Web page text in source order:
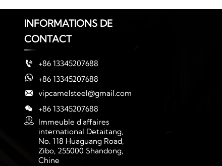
INFORMATIONS DE
CONTACT

+86 13345207688
 +86 13345207688
 vipcamelsteel@gmail.com

+86 13345207688
 Immeuble d'affaires
international Detaitang,
No. 118 Huaguang Road,
Zibo, 255000 Shandong,
Chine